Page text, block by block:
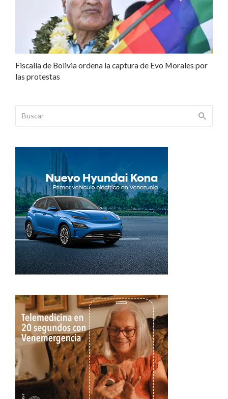
Fiscalía de Bolivia ordena la captura de Evo Morales por
las protestas